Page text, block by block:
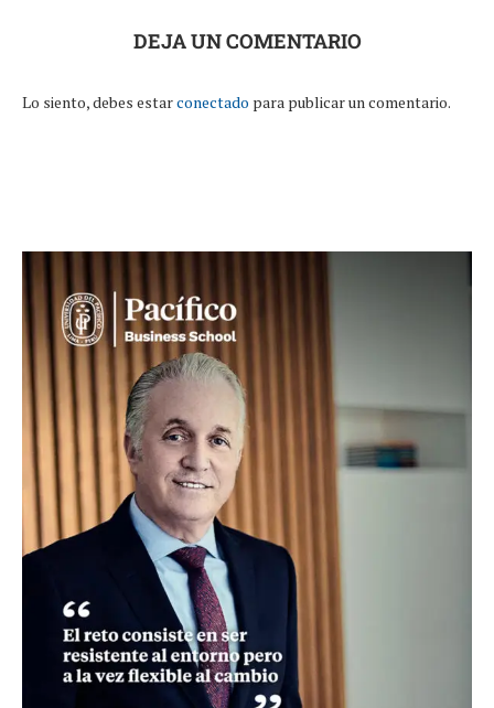
DEJA UN COMENTARIO
Lo siento, debes estarconectado para publicar un comentario.